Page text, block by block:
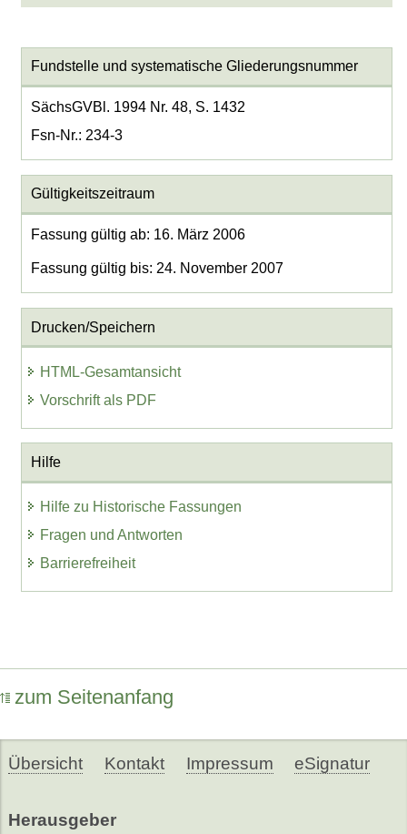
Fundstelle und systematische Gliederungsnummer
SächsGVBl. 1994 Nr. 48, S. 1432
Fsn-Nr.: 234-3
Gültigkeitszeitraum
Fassung gültig ab: 16. März 2006
Fassung gültig bis: 24. November 2007
Drucken/Speichern
HTML-Gesamtansicht
Vorschrift als PDF
Hilfe
Hilfe zu Historische Fassungen
Fragen und Antworten
Barrierefreiheit
zum Seitenanfang
Übersicht Kontakt Impressum eSignatur
Herausgeber